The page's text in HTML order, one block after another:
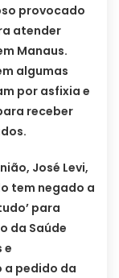
provocado
atender
Manaus.
algumas
por asfixia e
receber
José Levi,
tem negado a
para
da Saúde
e
a pedido da